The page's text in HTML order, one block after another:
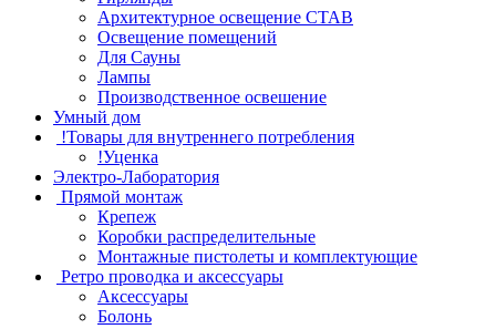
Архитектурное освещение СТАВ
Освещение помещений
Для Сауны
Лампы
Производственное освешение
Умный дом
!Товары для внутреннего потребления
!Уценка
Электро-Лаборатория
Прямой монтаж
Крепеж
Коробки распределительные
Монтажные пистолеты и комплектующие
Ретро проводка и аксессуары
Аксессуары
Болонь